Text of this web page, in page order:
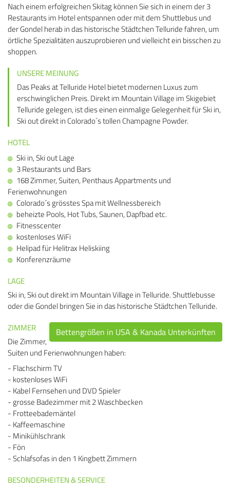
Nach einem erfolgreichen Skitag können Sie sich in einem der 3
Restaurants im Hotel entspannen oder mit dem Shuttlebus und
der Gondel herab in das historische Städtchen Telluride fahren, um
örtliche Spezialitäten auszuprobieren und vielleicht ein bisschen zu
shoppen.
UNSERE MEINUNG
Das Peaks at Telluride Hotel bietet modernen Luxus zum
erschwinglichen Preis. Direkt im Mountain Village im Skigebiet
Telluride gelegen, ist dies einen einmalige Gelegenheit für Ski in,
Ski out direkt in Colorado´s tollen Champagne Powder.
HOTEL
Ski in, Ski out Lage
3 Restaurants und Bars
168 Zimmer, Suiten, Penthaus Appartments und
Ferienwohnungen
Colorado´s grösstes Spa mit Wellnessbereich
beheizte Pools, Hot Tubs, Saunen, Dapfbad etc.
Fitnesscenter
kostenloses WiFi
Helipad für Helitrax Heliskiing
Konferenzräume
LAGE
Ski in, Ski out direkt im Mountain Village in Telluride. Shuttlebusse
oder die Gondel bringen Sie in das historische Städtchen Telluride.
ZIMMER
Bettengrößen in USA & Kanada Unterkünften
Die Zimmer,
Suiten und Ferienwohnungen haben:
- Flachschirm TV
- kostenloses WiFi
- Kabel Fernsehen und DVD Spieler
- grosse Badezimmer mit 2 Waschbecken
- Frotteebademäntel
- Kaffeemaschine
- Minikühlschrank
- Fön
- Schlafsofas in den 1 Kingbett Zimmern
BESONDERHEITEN & SERVICE